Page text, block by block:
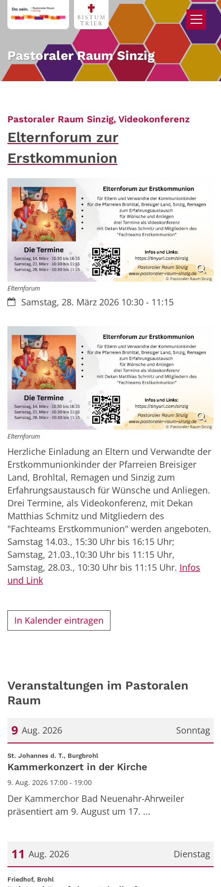
Zum Inhalt springen
Pastoraler Raum Sinzig
Pastoraler Raum Sinzig, Videokonferenz
Elternforum zur
Erstkommunion
© Pastoraler Raum Sinzig
Elternforum
Datum:Samstag, 28. März 2026 10:30 - 11:15
© Pastoraler Raum Sinzig
Elternforum
Herzliche Einladung an Eltern und Verwandte der
Erstkommunionkinder der Pfarreien Breisiger
Land, Brohltal, Remagen und Sinzig zum
Erfahrungsaustausch für Wünsche und Anliegen.
Drei Termine, als Videokonferenz, mit Dekan
Matthias Schmitz und Mitgliedern des
"Fachteams Erstkommunion" werden angeboten.
Samstag 14.03., 15:30 Uhr bis 16:15 Uhr;
Samstag, 21.03.,10:30 Uhr bis 11:15 Uhr,
Samstag, 28.03., 10:30 Uhr bis 11:15 Uhr. Infos
und Link
In Kalender eintragen
Veranstaltungen im Pastoralen
Raum
Sonntag
9 Aug. 2026
Datum: 9. August 2026
St. Johannes d. T., Burgbrohl
Kammerkonzert in der Kirche
9. Aug. 2026 17:00 - 19:00
Der Kammerchor Bad Neuenahr-Ahrweiler
präsentiert am 9. August um 17. ...
Dienstag
11 Aug. 2026
Datum: 11. August 2026
Friedhof, Brohl